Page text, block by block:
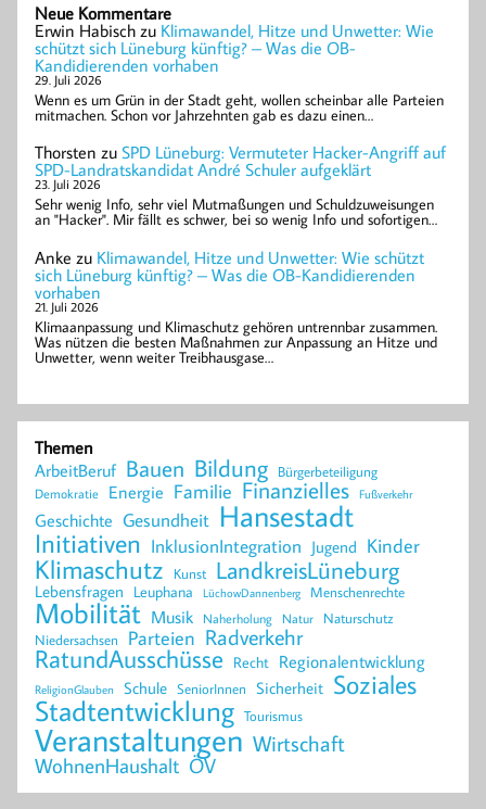
Neue Kommentare
Erwin Habisch zu Klimawandel, Hitze und Unwetter: Wie
schützt sich Lüneburg künftig? – Was die OB-
Kandidierenden vorhaben
29. Juli 2026
Wenn es um Grün in der Stadt geht, wollen scheinbar alle Parteien
mitmachen. Schon vor Jahrzehnten gab es dazu einen…
Thorsten zu SPD Lüneburg: Vermuteter Hacker-Angriff auf
SPD-Landratskandidat André Schuler aufgeklärt
23. Juli 2026
Sehr wenig Info, sehr viel Mutmaßungen und Schuldzuweisungen
an "Hacker". Mir fällt es schwer, bei so wenig Info und sofortigen…
Anke zu Klimawandel, Hitze und Unwetter: Wie schützt
sich Lüneburg künftig? – Was die OB-Kandidierenden
vorhaben
21. Juli 2026
Klimaanpassung und Klimaschutz gehören untrennbar zusammen.
Was nützen die besten Maßnahmen zur Anpassung an Hitze und
Unwetter, wenn weiter Treibhausgase…
Themen
ArbeitBeruf Bauen Bildung Bürgerbeteiligung
Demokratie Energie Familie Finanzielles Fußverkehr
Geschichte Gesundheit Hansestadt
Initiativen InklusionIntegration Jugend Kinder
Klimaschutz Kunst LandkreisLüneburg
Lebensfragen Leuphana LüchowDannenberg Menschenrechte
Mobilität Musik Naherholung Natur Naturschutz
Niedersachsen Parteien Radverkehr
RatundAusschüsse Recht Regionalentwicklung
ReligionGlauben Schule SeniorInnen Sicherheit Soziales
Stadtentwicklung Tourismus
Veranstaltungen Wirtschaft
WohnenHaushalt ÖV